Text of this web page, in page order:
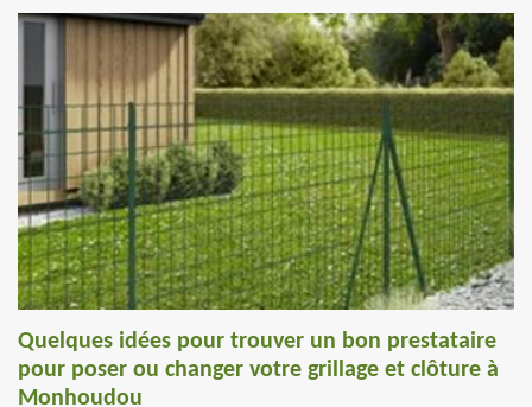
Quelques idées pour trouver un bon prestataire
pour poser ou changer votre grillage et clôture à
Monhoudou